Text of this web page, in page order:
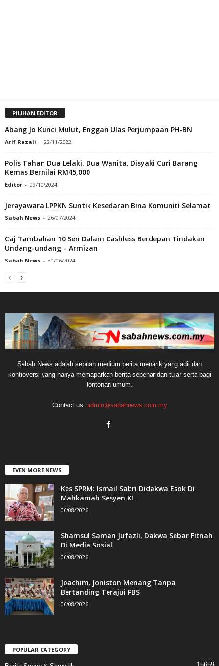
PILIHAN EDITOR
Abang Jo Kunci Mulut, Enggan Ulas Perjumpaan PH-BN
Arif Razali - 22/11/2022
Polis Tahan Dua Lelaki, Dua Wanita, Disyaki Curi Barang
Kemas Bernilai RM45,000
Editor - 09/10/2024
Jerayawara LPPKN Suntik Kesedaran Bina Komuniti Selamat
Sabah News - 26/07/2024
Caj Tambahan 10 Sen Dalam Cashless Berdepan Tindakan
Undang-undang – Armizan
Sabah News - 30/06/2024
Sabah News adalah sebuah medium berita menarik yang adil dan
kontroversi yang hanya memaparkan berita sebenar dan tular serta bagi
tontonan umum.
Contact us: admin@sabahnews.com.my
EVEN MORE NEWS
Kes SPRM: Ismail Sabri Didakwa Esok Di
Mahkamah Sesyen KL
06/08/2026
Shamsul Saman Jufazli, Dakwa Sebar Fitnah
Di Media Sosial
06/08/2026
Joachim, Joniston Menang Tanpa
Bertanding Terajui PBS
06/08/2026
POPULAR CATEGORY
15659